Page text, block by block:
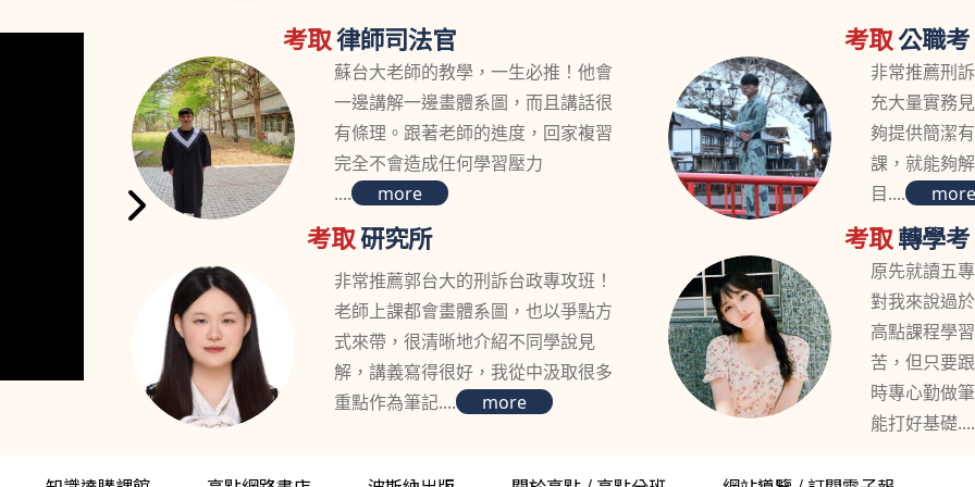
考取律師司法官
蘇台大老師的教學，一生必推！他會
一邊講解一邊畫體系圖，而且講話很
有條理。跟著老師的進度，回家複習
完全不會造成任何學習壓力
....
more
考取公職考
非常推薦刑
充大量實務
夠提供簡潔
課，就能夠
目....
考取研究所
非常推薦郭台大的刑訴台政專攻班！
老師上課都會畫體系圖，也以爭點方
式來帶，很清晰地介紹不同學說見
解，講義寫得很好，我從中汲取很多
重點作為筆記....
more
考取轉學考
原先就讀五
對我來說過
高點課程學
苦，但只要
時專心勤做
能打好基礎....